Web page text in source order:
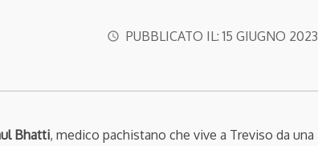
access_time PUBBLICATO IL:15 GIUGNO 2023
Bhatti, medico pachistano che vive a Treviso da una